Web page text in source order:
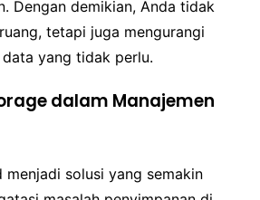
Dengan demikian, Anda tidak
tetapi juga mengurangi
yang tidak perlu.
dalam Manajemen
menjadi solusi yang semakin